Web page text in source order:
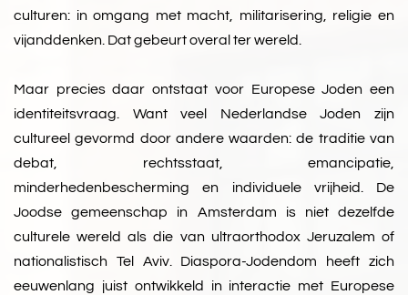
culturen: in omgang met macht, militarisering, religie en
vijanddenken. Dat gebeurt overal ter wereld.
Maar precies daar ontstaat voor Europese Joden een
identiteitsvraag. Want veel Nederlandse Joden zijn
cultureel gevormd door andere waarden: de traditie van
debat, rechtsstaat, emancipatie,
minderhedenbescherming en individuele vrijheid. De
Joodse gemeenschap in Amsterdam is niet dezelfde
culturele wereld als die van ultraorthodox Jeruzalem of
nationalistisch Tel Aviv. Diaspora-Jodendom heeft zich
eeuwenlang juist ontwikkeld in interactie met Europese